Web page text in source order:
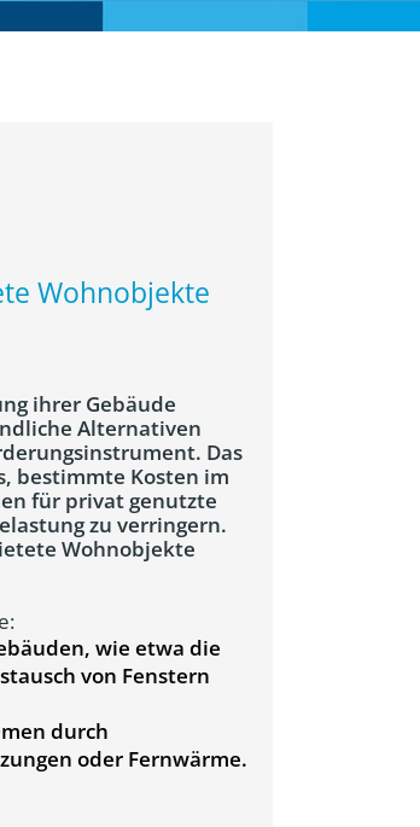
Wohnobjekte
ihrer Gebäude
Alternativen
Das
bestimmte Kosten im
für privat genutzte
zu verringern.
Wohnobjekte
wie etwa die
von Fenstern
durch
oder Fernwärme.